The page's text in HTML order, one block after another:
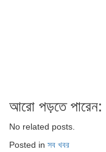
আরো পড়তে পারেন:
No related posts.
Posted in সব খবর